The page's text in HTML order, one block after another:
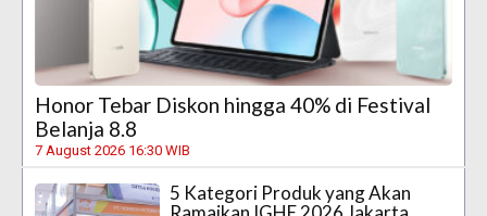
Honor Tebar Diskon hingga 40% di Festival
Belanja 8.8
7 August 2026 16:30 WIB
5 Kategori Produk yang Akan